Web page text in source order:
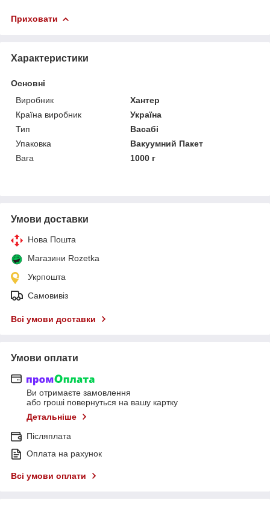
Приховати
Характеристики
Основні
Виробник
Хантер
Країна виробник
Україна
Тип
Васабі
Упаковка
Вакуумний Пакет
Вага
1000 г
Умови доставки
Нова Пошта
Магазини Rozetka
Укрпошта
Самовивіз
Всі умови доставки
Умови оплати
Ви отримаєте замовлення
або гроші повернуться на вашу картку
Детальніше
Післяплата
Оплата на рахунок
Всі умови оплати